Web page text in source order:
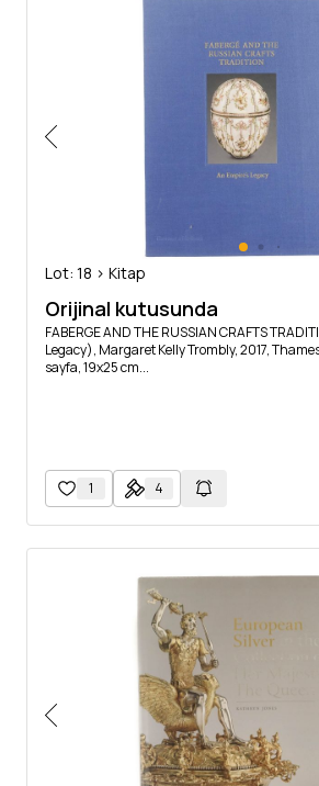
Lot: 18 > Kitap
Orijinal kutusunda
FABERGE AND THE RUSSIAN CRAFTS
Legacy), Margaret Kelly Trombly, 2017,
sayfa, 19x25 cm...
1 4